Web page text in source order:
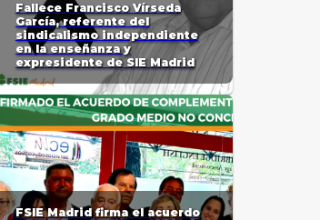
Fallece Francisco Vírseda
García, referente del
sindicalismo independiente
en la enseñanza y
expresidente de SIE Madrid
FSIE Madrid firma el acuerdo